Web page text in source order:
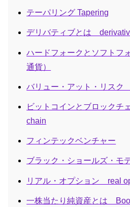
テーパリング Tapering
デリバティブとは
ハードフォークとソフト
通貨）
バリュー・アット・リスク
ビットコインとブロック
chain
フィンテックベンチャー
ブラック・ショールズ・モ
リアル・オプション real
一株当たり純資産とは